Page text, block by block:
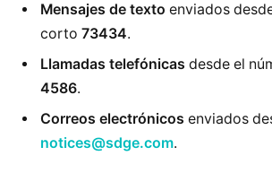
Mensajes de texto enviados
corto 73434.
Llamadas telefónicas desde el
4586.
Correos electrónicos enviados
notices@sdge.com.